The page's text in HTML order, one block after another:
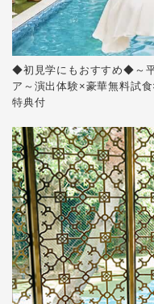
◆初見学にもおすすめ◆～
ア～演出体験×豪華無料
特典付